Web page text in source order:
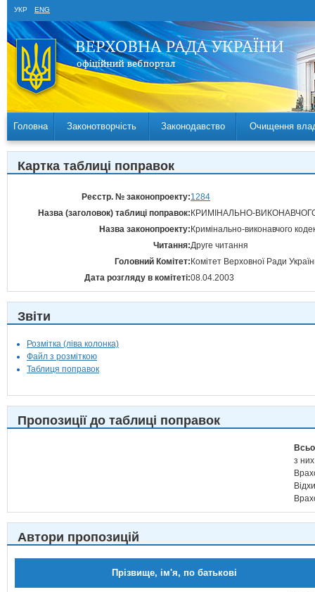
УКР ENG
Головна Законотворчість Законодавство Очищення
Картка таблиці поправок
Реєстр. № законопроекту:1284
Назва (заголовок) таблиці поправок: КРИМІНАЛЬНО-
Назва законопроекту: Кримінально-виконавчого
Читання:Друге читання
Головний Комітет: Комітет Верховної Ради
Дата розгляду в комітеті:08.04.2003
Звіти
Розмітка (ліва колонка)
Файл з розміткою
Таблиця поправок
Пропозиції до таблиці поправок
з
Автори пропозицій
Прізвище, ім'я, по батькові